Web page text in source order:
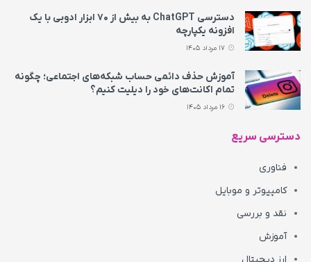
دسترسی ChatGPT به بیش از ۷۰ ابزار ادوبی با یک
افزونه یکپارچه
آموزش حذف دائمی حساب شبکه‌های اجتماعی؛ چگونه
تمام اکانت‌های خود را دیلیت کنیم؟
دسترسی سریع
فناوری
کامپیوتر و موبایل
نقد و بررسی
آموزش